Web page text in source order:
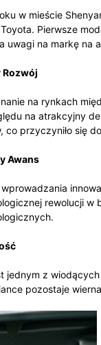
w mieście
Pierwsze
uwagi na markę na
na rynkach
na atrakcyjny
przyczyniło się
Awans
rewolucji w
jednym z
pozostaje